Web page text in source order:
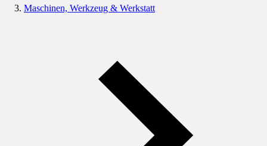
Maschinen, Werkzeug & Werkstatt